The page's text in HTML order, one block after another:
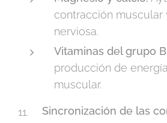
contracción muscular
nerviosa.
Vitaminas del grupo
producción de
muscular.
Sincronización de las